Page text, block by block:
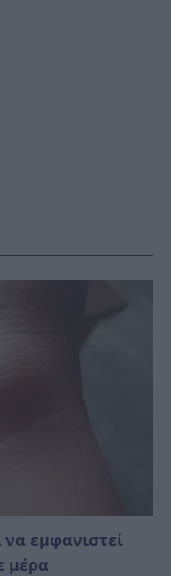
εμφανιστεί
μέρα